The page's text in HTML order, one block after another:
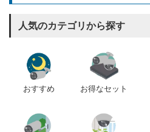
人気のカテゴリから探す
おすすめ お得なセット